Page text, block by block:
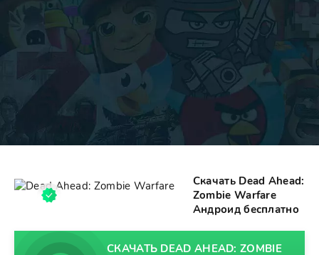
Скачать Dead Ahead:
Zombie Warfare
Андроид бесплатно
СКАЧАТЬ DEAD AHEAD: ZOMBIE